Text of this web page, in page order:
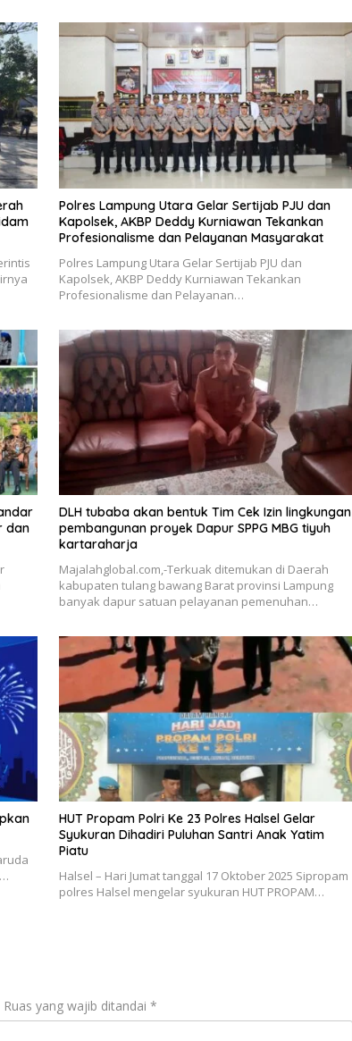
Polres Lampung Utara Gelar Sertijab PJU dan
Kapolsek, AKBP Deddy Kurniawan Tekankan
Profesionalisme dan Pelayanan Masyarakat
Polres Lampung Utara Gelar Sertijab PJU dan
Kapolsek, AKBP Deddy Kurniawan Tekankan
Profesionalisme dan Pelayanan…
dan
DLH tubaba akan bentuk Tim Cek Izin lingkungan
pembangunan proyek Dapur SPPG MBG tiyuh
kartaraharja
Majalahglobal.com,-Terkuak ditemukan di Daerah
kabupaten tulang bawang Barat provinsi Lampung
banyak dapur satuan pelayanan pemenuhan…
HUT Propam Polri Ke 23 Polres Halsel Gelar
Syukuran Dihadiri Puluhan Santri Anak Yatim
Piatu
Halsel – Hari Jumat tanggal 17 Oktober 2025 Sipropam
polres Halsel mengelar syukuran HUT PROPAM…
Ruas yang wajib ditandai *